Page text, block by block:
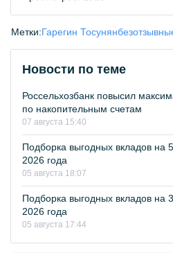
Метки:Гарегин Тосунян
Новости по теме
Россельхозбанк повысил
по накопительным счетам
07 августа 15:40
Подборка выгодных вкладов на
2026 года
05 августа 18:07
Подборка выгодных вкладов на
2026 года
05 августа 17:44